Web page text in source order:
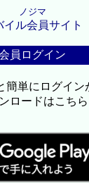
ノジマ
イル会員サイト
員ログイン
簡単にログイン
ロードはこちら